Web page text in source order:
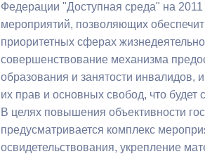
Федерации "Доступная среда" на
мероприятий, позволяющих
приоритетных сферах
совершенствование механизма
образования и занятости инвалидов,
их прав и основных свобод, что
В целях повышения объективности
предусматривается комплекс
освидетельствования, укрепление